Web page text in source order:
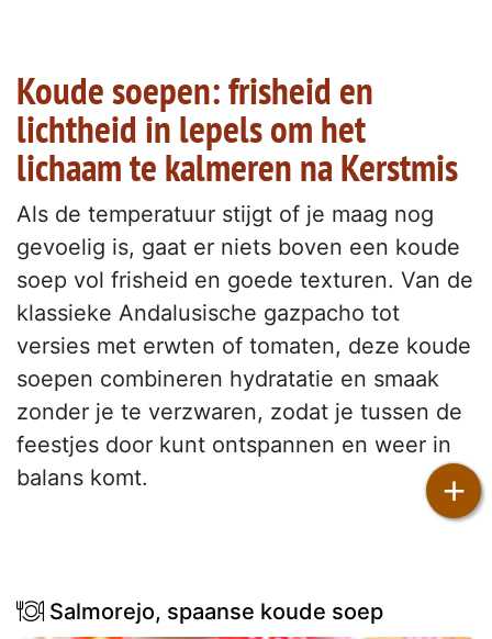
Koude soepen: frisheid en
lichtheid in lepels om het
lichaam te kalmeren na Kerstmis
Als de temperatuur stijgt of je maag nog
gevoelig is, gaat er niets boven een koude
soep vol frisheid en goede texturen. Van de
klassieke Andalusische gazpacho tot
versies met erwten of tomaten, deze koude
soepen combineren hydratatie en smaak
zonder je te verzwaren, zodat je tussen de
feestjes door kunt ontspannen en weer in
balans komt.
Salmorejo, spaanse koude soep
+